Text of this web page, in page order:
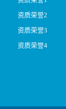
资质荣誉2
资质荣誉3
资质荣誉4